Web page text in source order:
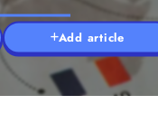
Add article